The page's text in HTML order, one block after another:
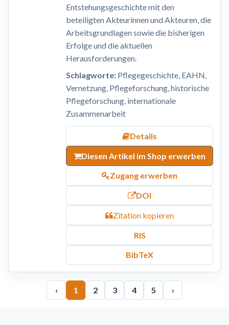
Entstehungsgeschichte mit den
beteiligten Akteurinnen und Akteuren, die
Arbeitsgrundlagen sowie die bisherigen
Erfolge und die aktuellen
Herausforderungen.
Schlagworte:Pflegegeschichte, EAHN,
Vernetzung, Pflegeforschung, historische
Pflegeforschung, internationale
Zusammenarbeit
Details
Diesen Artikel im Shop erwerben
Zugang erwerben
DOI
Zitation kopieren
RIS
BibTeX
‹ 1 2 3 4 5 ›